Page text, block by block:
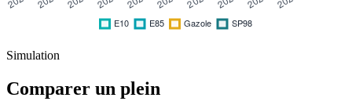
Simulation
Comparer un plein